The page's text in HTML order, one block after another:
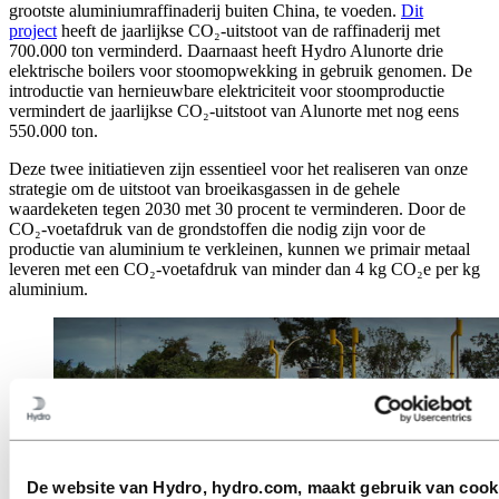
De website van Hydro, hydro.com, maakt gebruik van
grootste aluminiumraffinaderij buiten China, te voeden. Dit
project heeft de jaarlijkse CO₂-uitstoot van de raffinaderij met
700.000 ton verminderd. Daarnaast heeft Hydro Alunorte drie
elektrische boilers voor stoomopwekking in gebruik genomen. De
introductie van hernieuwbare elektriciteit voor stoomproductie
vermindert de jaarlijkse CO₂-uitstoot van Alunorte met nog eens
550.000 ton.
Deze twee initiatieven zijn essentieel voor het realiseren van onze
strategie om de uitstoot van broeikasgassen in de gehele
waardeketen tegen 2030 met 30 procent te verminderen. Door de
CO₂-voetafdruk van de grondstoffen die nodig zijn voor de
productie van aluminium te verkleinen, kunnen we primair metaal
leveren met een CO₂-voetafdruk van minder dan 4 kg CO₂e per kg
aluminium.